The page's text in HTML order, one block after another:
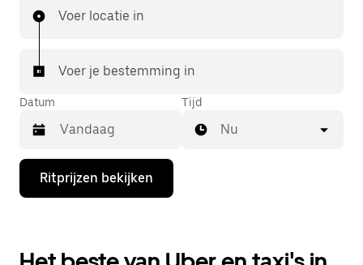
Voer locatie in
Voer je bestemming in
Datum
Druk
de
de
Tijd
Nu
Ritprijzen bekijken